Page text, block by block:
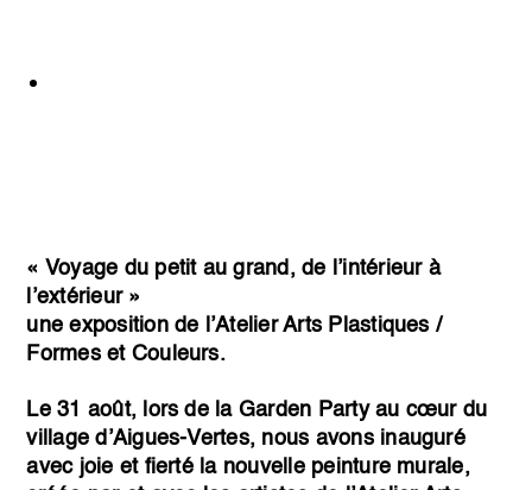
« Voyage du petit au grand, de l’intérieur à
l’extérieur »
une exposition de l’Atelier Arts Plastiques /
Formes et Couleurs.
Le 31 août, lors de la Garden Party au cœur du
village d’Aigues-Vertes, nous avons inauguré
avec joie et fierté la nouvelle peinture murale,